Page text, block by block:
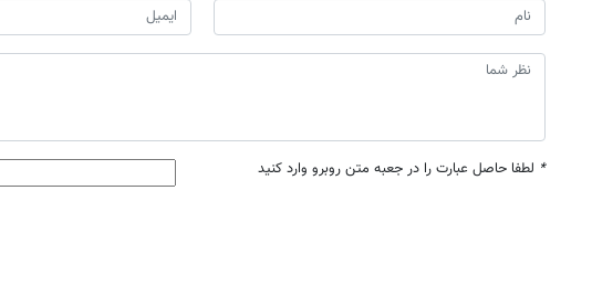
* لطفا حاصل عبارت را در جعبه متن روبرو وارد کنید